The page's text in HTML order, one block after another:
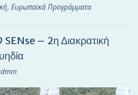
, Ευρωπαϊκά Προγράμματα
– 2η Διακρατική